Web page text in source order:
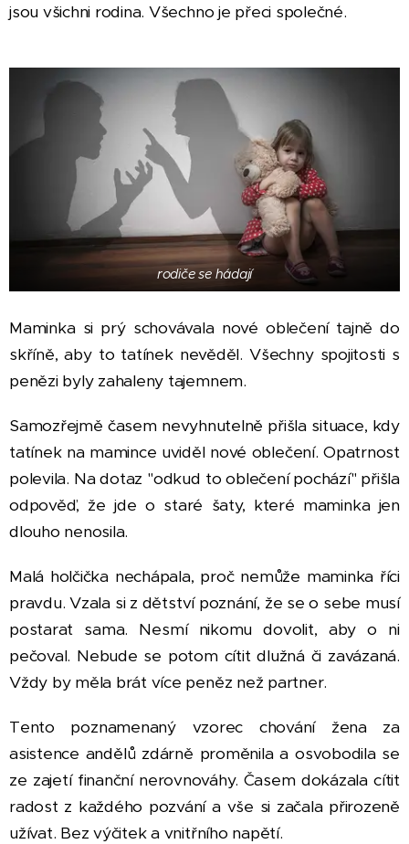
jsou všichni rodina. Všechno je přeci společné.
rodiče se hádají
Maminka si prý schovávala nové oblečení tajně do
skříně, aby to tatínek nevěděl. Všechny spojitosti s
penězi byly zahaleny tajemnem.
Samozřejmě časem nevyhnutelně přišla situace, kdy
tatínek na mamince uviděl nové oblečení. Opatrnost
polevila. Na dotaz "odkud to oblečení pochází" přišla
odpověď, že jde o staré šaty, které maminka jen
dlouho nenosila.
Malá holčička nechápala, proč nemůže maminka říci
pravdu. Vzala si z dětství poznání, že se o sebe musí
postarat sama. Nesmí nikomu dovolit, aby o ni
pečoval. Nebude se potom cítit dlužná či zavázaná.
Vždy by měla brát více peněz než partner.
Tento poznamenaný vzorec chování žena za
asistence andělů zdárně proměnila a osvobodila se
ze zajetí finanční nerovnováhy. Časem dokázala cítit
radost z každého pozvání a vše si začala přirozeně
užívat. Bez výčitek a vnitřního napětí.